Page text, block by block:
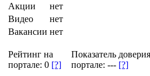
Акции
нет
Видео
нет
Вакансии нет
Рейтинг на
портале: 0 [?]
Показатель
портале: --- [?]